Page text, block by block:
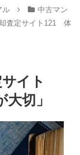
ル
中古マン
査定サイト121 体
イト
切」